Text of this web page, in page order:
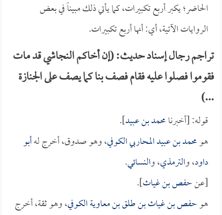
الحاضر؛ يكبر أربع تكبيرات، كما يأتي ذلك مبيناً في بعض
الروايات الآتية، أي: أنها أربع تكبيرات.
تراجم رجال إسناد حديث: (إن أخاكم النجاشي قد مات
فقوموا فصلوا عليه فقام فصف بنا كما يصف على الجنازة
...)
قوله: [أخبرنامحمد بن عبيد].
هومحمد بن عبيد المحاربي الكوفي، وهو صدوق، أخرج لهأبو
داود، والترمذي، والنسائي.
[عنحفص بن غياث].
هوحفص بن غياث بن طلق بن معاوية الكوفي، وهو ثقة، أخرج